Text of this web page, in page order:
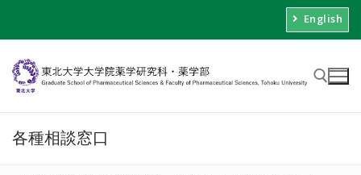
English
各種相談窓口